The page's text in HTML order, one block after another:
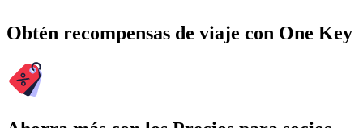
Obtén recompensas de viaje con One Key